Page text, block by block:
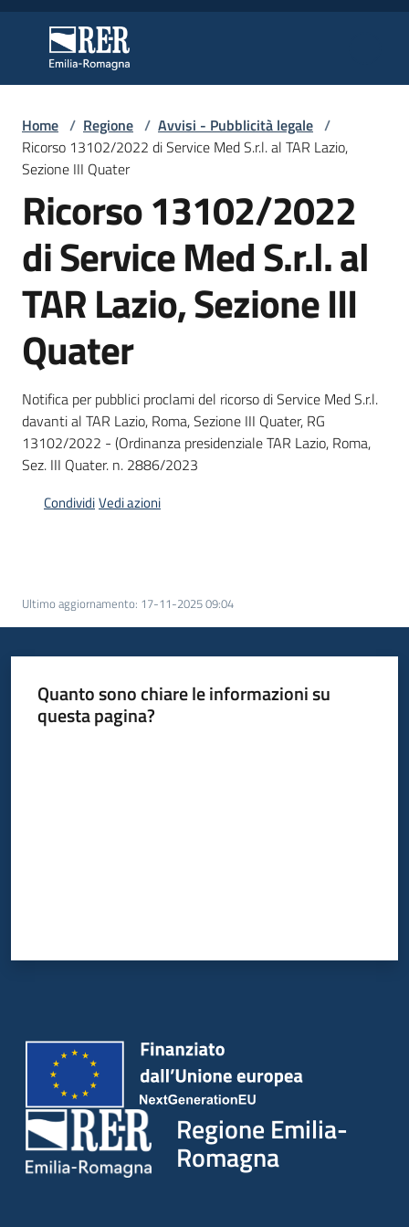
Regione Emilia-Romagna
Regione Emilia-Romagna
Regione
Novità
Servizi
Leggi
Atti
Argomenti
comunicazione
Seguici
Home / Regione / Avvisi - Pubblicità legale /
Ricorso 13102/2022 di Service Med S.r.l. al TAR Lazio,
Sezione III Quater
Ricorso 13102/2022
di Service Med S.r.l. al
TAR Lazio, Sezione III
Quater
Notifica per pubblici proclami del ricorso di Service Med S.r.l.
davanti al TAR Lazio, Roma, Sezione III Quater, RG
13102/2022 - (Ordinanza presidenziale TAR Lazio, Roma,
Sez. III Quater. n. 2886/2023
CondividiVedi azioni
Ultimo aggiornamento: 17-11-2025 09:04
Quanto sono chiare le informazioni su
questa pagina?
Regione Emilia-
Romagna